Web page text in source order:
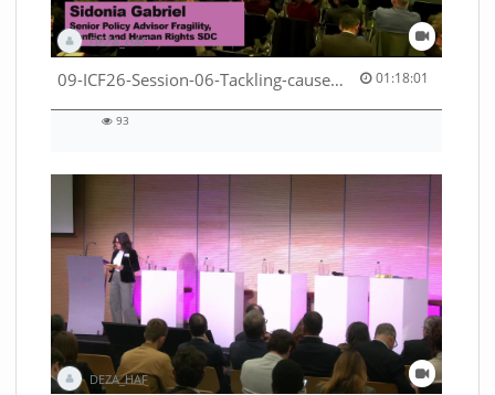
DEZA_HAF
09-ICF26-Session-06-Tackling-causes-of-crises-not-symptoms-53529531690001791 01:18:01
01:18:01 duration
93
DEZA_HAF